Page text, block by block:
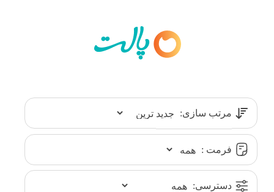
مرتب سازی:
فرمت :
دسترسی: